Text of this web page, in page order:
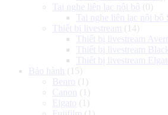
Tai nghe liên lạc nội bộ (0)
Tai nghe liên lạc nội bộ
Thiết bị livestream (14)
Thiết bị livestream
Thiết bị livestream
Thiết bị livestream
Bảo hành
(15)
Benro (1)
Canon
(1)
Elgato (1)